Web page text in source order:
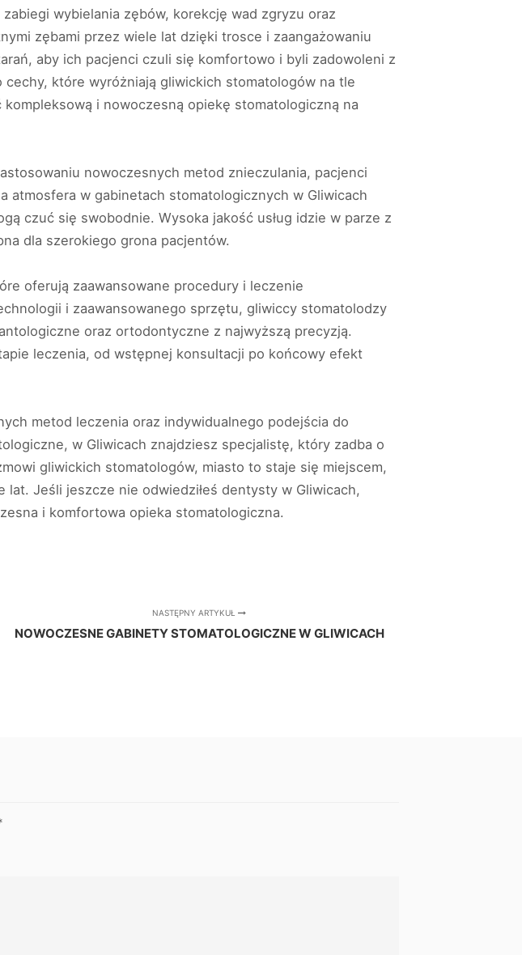
wybielania zębów, korekcję wad zgryzu oraz
zębami przez wiele lat dzięki trosce i zaangażowaniu
aby ich pacjenci czuli się komfortowo i byli zadowoleni z
które wyróżniają gliwickich stomatologów na tle
i nowoczesną opiekę stomatologiczną na
nowoczesnych metod znieczulania, pacjenci
atmosfera w gabinetach stomatologicznych w Gliwicach
czuć się swobodnie. Wysoka jakość usług idzie w parze z
dla szerokiego grona pacjentów.
oferują zaawansowane procedury i leczenie
i zaawansowanego sprzętu, gliwiccy stomatolodzy
oraz ortodontyczne z najwyższą precyzją.
leczenia, od wstępnej konsultacji po końcowy efekt
metod leczenia oraz indywidualnego podejścia do
w Gliwicach znajdziesz specjalistę, który zadba o
gliwickich stomatologów, miasto to staje się miejscem,
Jeśli jeszcze nie odwiedziłeś dentysty w Gliwicach,
i komfortowa opieka stomatologiczna.
NASTĘPNY ARTYKUŁ
NOWOCZESNE GABINETY STOMATOLOGICZNE W GLIWICACH